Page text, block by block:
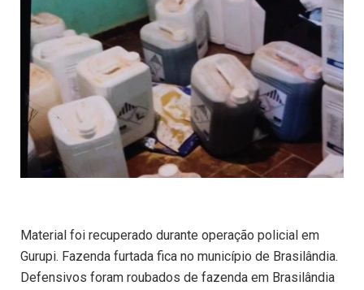
Material foi recuperado durante operação policial em
Gurupi. Fazenda furtada fica no município de Brasilândia.
Defensivos foram roubados de fazenda em Brasilândia